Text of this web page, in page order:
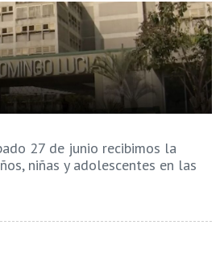
27 de junio recibimos la
niñas y adolescentes en las